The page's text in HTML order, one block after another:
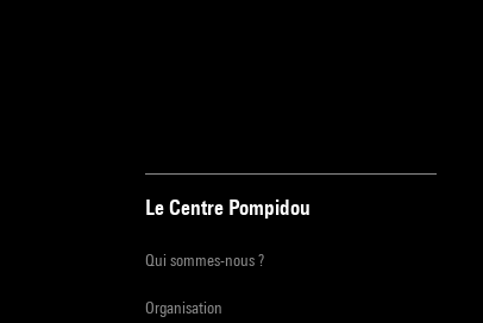
Le Centre Pompidou
Qui sommes-nous ?
Organisation